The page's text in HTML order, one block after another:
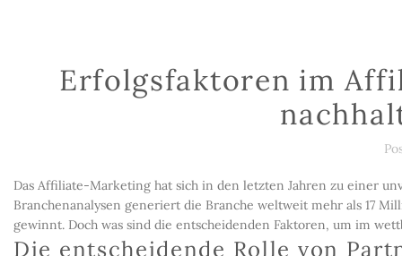
Erfolgsfaktoren im
Das Affiliate-Marketing hat sich in den letzten Jahren zu einer
Branchenanalysen generiert die Branche weltweit mehr als 17
gewinnt. Doch was sind die entscheidenden Faktoren, um im
Die entscheidende Rolle von